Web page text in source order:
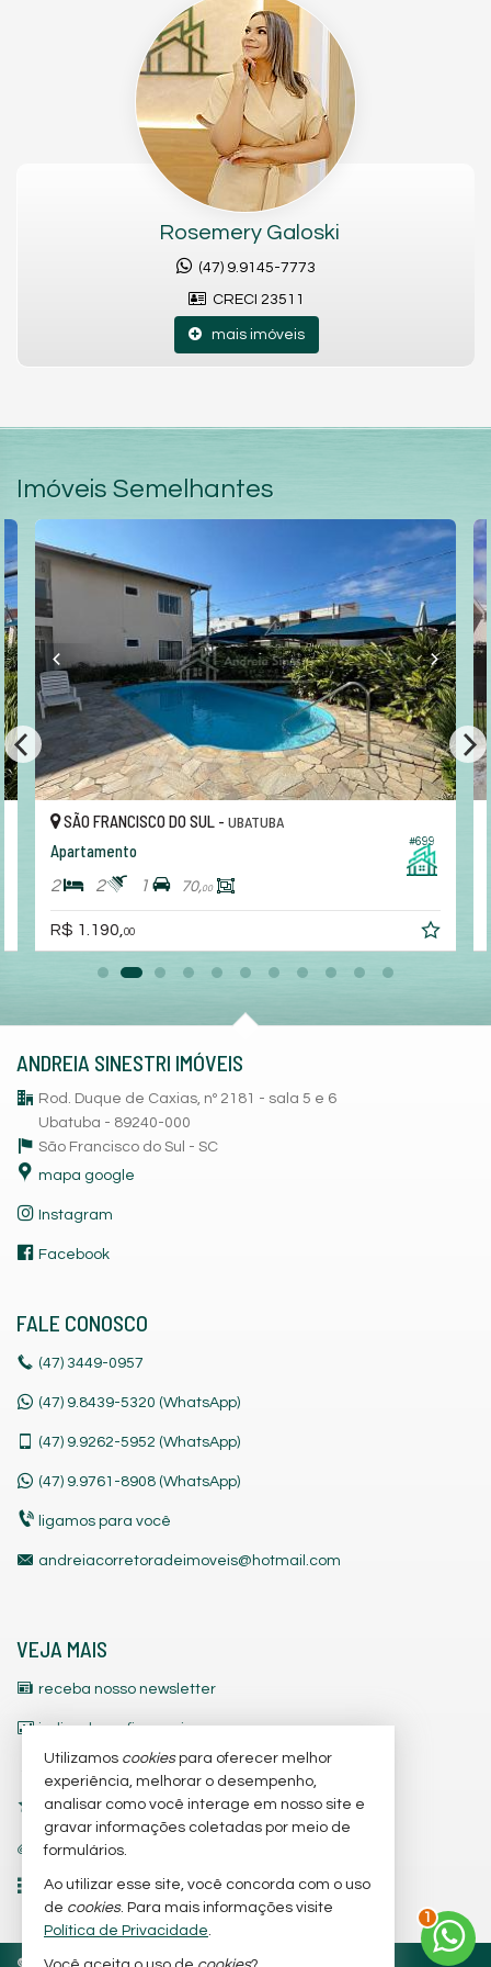
Rosemery Galoski
(47) 9.9145-7773
CRECI 23511
mais imóveis
Imóveis Semelhantes
#699
SÃO FRANCISCO DO SUL - UBATUBA
Apartamento
2 2 1 70,00
R$ 1.190,00
ANDREIA SINESTRI IMÓVEIS
Rod. Duque de Caxias, nº 2181 - sala 5 e 6
Ubatuba - 89240-000
São Francisco do Sul - SC
mapa google
Instagram
Facebook
FALE CONOSCO
(47) 3449-0957
(47) 9.8439-5320 (WhatsApp)
(47) 9.9262-5952 (WhatsApp)
(47) 9.9761-8908 (WhatsApp)
ligamos para você
andreiacorretoradeimoveis@hotmail.com
VEJA MAIS
receba nosso newsletter
indicadores financeiros
cadastre seu imóvel
imóveis favoritos
trabalhe conosco
mapa de imóveis
© 2026 CRECI/SC 3.842-J Política de Privacidade
Utilizamos cookiespara oferecer melhor
experiência, melhorar o desempenho,
analisar como você interage em nosso site e
gravar informações coletadas por meio de
formulários.
Ao utilizar esse site, você concorda com o uso
de cookies. Para mais informações visite
Política de Privacidade.